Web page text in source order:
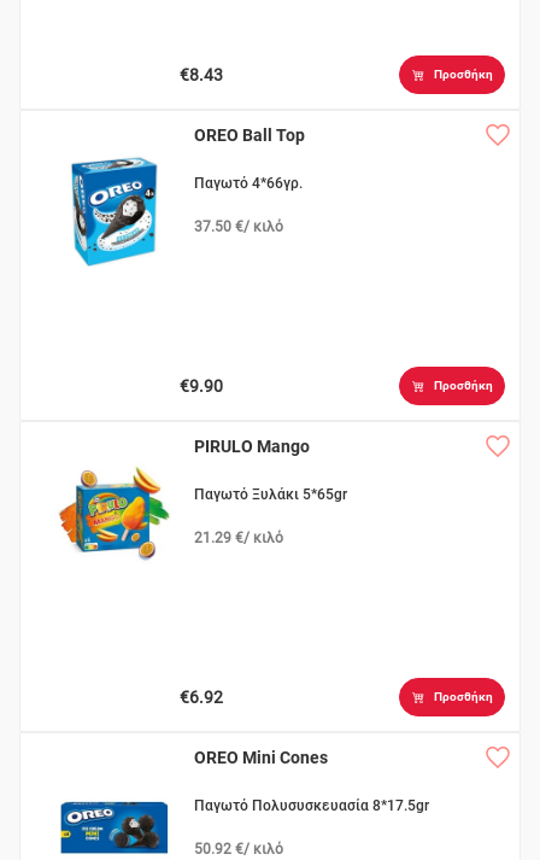
€8.43 Προσθήκη
OREO Ball Top
Παγωτό 4*66γρ.
37.50 €/ κιλό
€9.90 Προσθήκη
PIRULO Mango
Παγωτό Ξυλάκι 5*65gr
21.29 €/ κιλό
€6.92 Προσθήκη
OREO Μini Cones
Παγωτό Πολυσυσκευασία 8*17.5gr
50.92 €/ κιλό